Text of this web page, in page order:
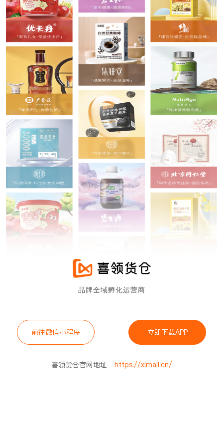
品牌全域孵化运营商
前往微信小程序 立即下载APP
喜领货仓官网地址 https://xlmall.cn/